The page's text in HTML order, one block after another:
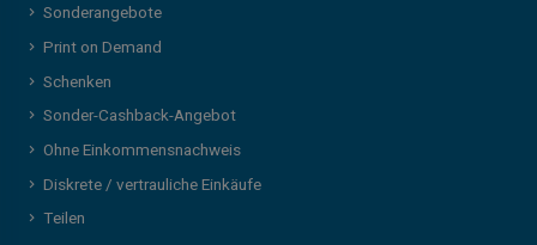
Sonderangebote
Print on Demand
Schenken
Sonder-Cashback-Angebot
Ohne Einkommensnachweis
Diskrete / vertrauliche Einkäufe
Teilen